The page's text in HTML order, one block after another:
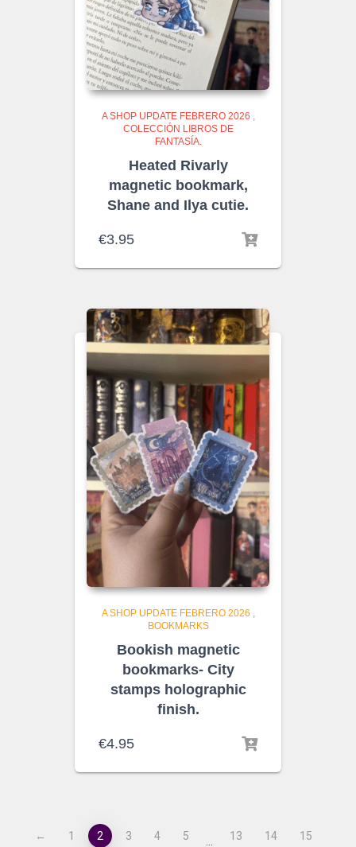
A SHOP UPDATE FEBRERO 2026 ,
COLECCIÓN LIBROS DE
FANTASÍA.
Heated Rivarly
magnetic bookmark,
Shane and Ilya cutie.
€3.95
A SHOP UPDATE FEBRERO 2026 ,
BOOKMARKS
Bookish magnetic
bookmarks- City
stamps holographic
finish.
€4.95
← 1 2 3 4 5 13 14 15